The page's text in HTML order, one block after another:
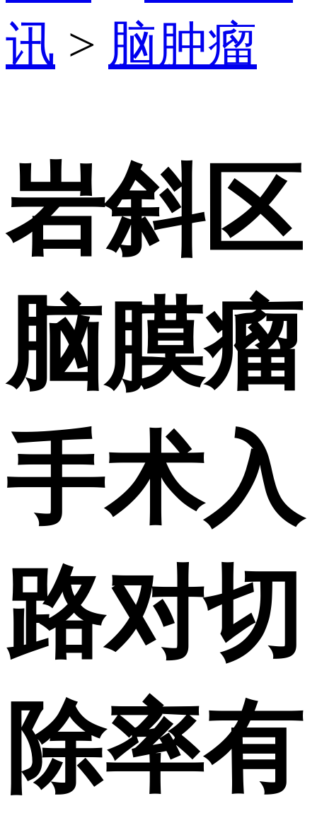
讯 > 脑肿瘤
岩斜区
脑膜瘤
手术入
路对切
除率有